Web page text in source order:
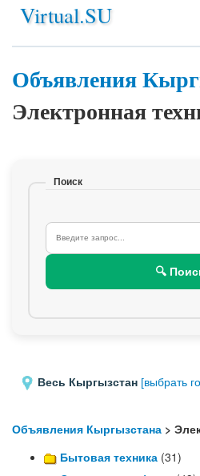
Virtual.SU
Объявления
Электронная
Поиск
🔍
Весь Кыргызстан [выбрать
Объявления Кыргызстана >
Бытовая техника (31)